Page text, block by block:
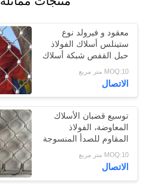
سياسة
الخصوصية
معقود و فيرولد نوع
ستينلس أسلاك الفولاذ
حبل القفص شبكة أسلاك
زو المشروع
MOQ:10 متر مربع
الاتصال
توسيع قضبان الأسلاك
المعاوضة، الفولاذ
المقاوم للصدأ المنسوجة
الطيور قفص الاتهام
شبكة سلكية
MOQ:10 متر مربع
الاتصال